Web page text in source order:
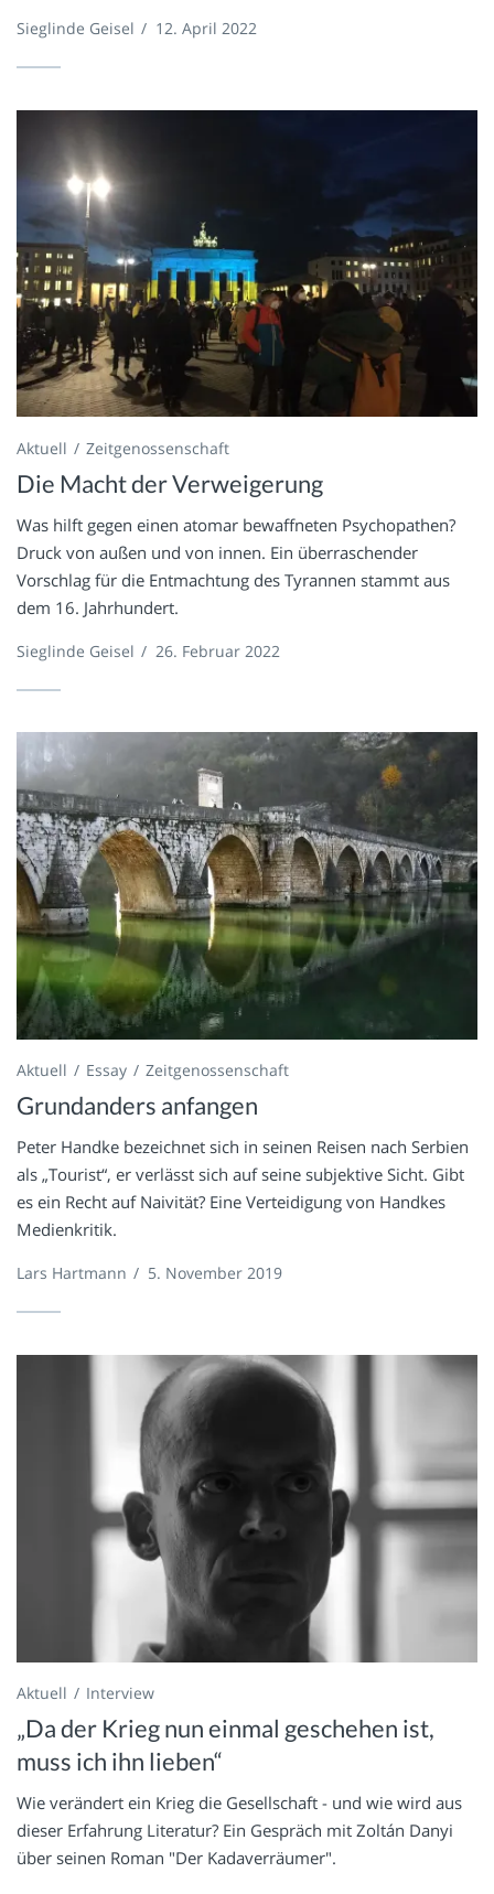
Sieglinde Geisel / 12. April 2022
Aktuell Zeitgenossenschaft
Die Macht der Verweigerung
Was hilft gegen einen atomar bewaffneten Psychopathen?
Druck von außen und von innen. Ein überraschender
Vorschlag für die Entmachtung des Tyrannen stammt aus
dem 16. Jahrhundert.
Sieglinde Geisel / 26. Februar 2022
Aktuell Essay Zeitgenossenschaft
Grundanders anfangen
Peter Handke bezeichnet sich in seinen Reisen nach Serbien
als „Tourist“, er verlässt sich auf seine subjektive Sicht. Gibt
es ein Recht auf Naivität? Eine Verteidigung von Handkes
Medienkritik.
Lars Hartmann / 5. November 2019
Aktuell Interview
„Da der Krieg nun einmal geschehen ist,
muss ich ihn lieben“
Wie verändert ein Krieg die Gesellschaft - und wie wird aus
dieser Erfahrung Literatur? Ein Gespräch mit Zoltán Danyi
über seinen Roman "Der Kadaverräumer".